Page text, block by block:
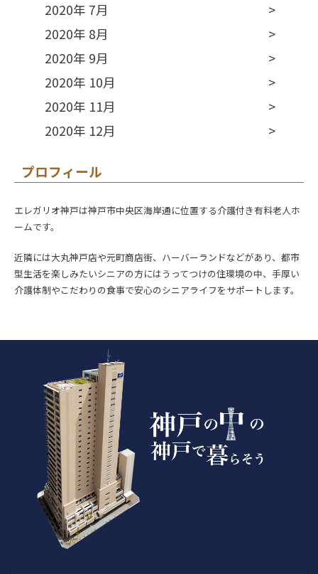
2020年 7月
2020年 8月
2020年 9月
2020年 10月
2020年 11月
2020年 12月
プロフィール
エレガリオ神戸は神戸市中央区海岸通に位置する介護付き有料老人ホ
ームです。
近隣には大丸神戸店や元町商店街、ハーバーランドなどがあり、都市
型生活を楽しみたいシニアの方にはうってつけの住環境の中、手厚い
介護体制やこだわりの食事で安心のシニアライフをサポートします。